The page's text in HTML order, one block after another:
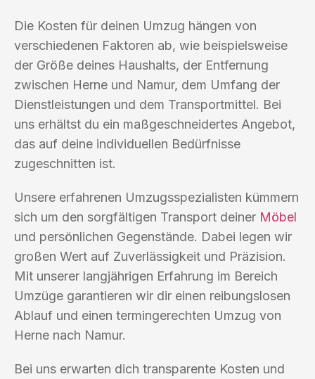
Die Kosten für deinen Umzug hängen von
verschiedenen Faktoren ab, wie beispielsweise
der Größe deines Haushalts, der Entfernung
zwischen Herne und Namur, dem Umfang der
Dienstleistungen und dem Transportmittel. Bei
uns erhältst du ein maßgeschneidertes Angebot,
das auf deine individuellen Bedürfnisse
zugeschnitten ist.
Unsere erfahrenen Umzugsspezialisten kümmern
sich um den sorgfältigen Transport deiner Möbel
und persönlichen Gegenstände. Dabei legen wir
großen Wert auf Zuverlässigkeit und Präzision.
Mit unserer langjährigen Erfahrung im Bereich
Umzüge garantieren wir dir einen reibungslosen
Ablauf und einen termingerechten Umzug von
Herne nach Namur.
Bei uns erwarten dich transparente Kosten und